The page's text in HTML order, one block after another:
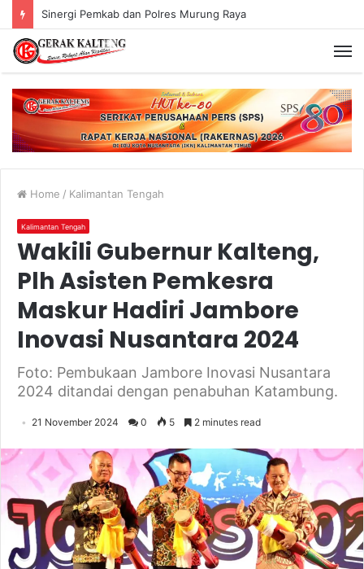
Sinergi Pemkab dan Polres Murung Raya
Home / Kalimantan Tengah
Kalimantan Tengah
Wakili Gubernur Kalteng,
Plh Asisten Pemkesra
Maskur Hadiri Jambore
Inovasi Nusantara 2024
Foto: Pembukaan Jambore Inovasi Nusantara
2024 ditandai dengan penabuhan Katambung.
21 November 2024 0 5 2 minutes read